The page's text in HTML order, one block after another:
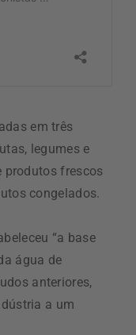
em três
legumes e
produtos frescos
congelados.
“a base
água de
anteriores,
a um